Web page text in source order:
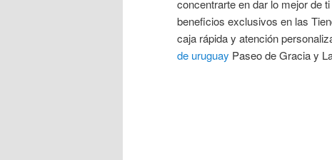
concentrarte en dar lo mejor de
beneficios exclusivos en las
caja rápida y atención
de uruguay Paseo de Gracia y